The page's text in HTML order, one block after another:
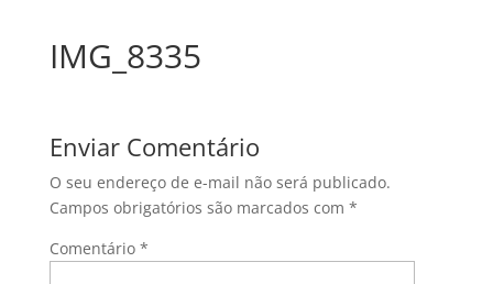
IMG_8335
Enviar Comentário
O seu endereço de e-mail não será publicado.
Campos obrigatórios são marcados com *
Comentário *